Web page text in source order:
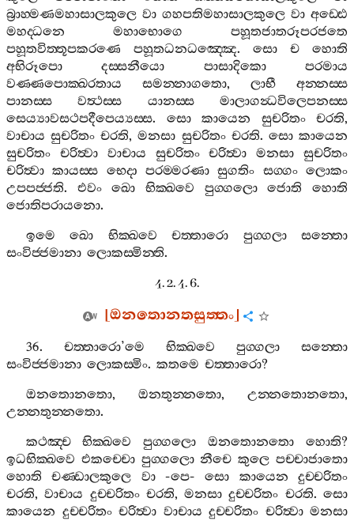
බ්‍රාහ‍්මණමහාසාලකුලෙ වා ගහපතිමහාසාලකුලෙ වා අඩ‍්ඪෙ
මහද‍්ධනෙ
මහාභොගෙ
පහූතජාතරූපරජතෙ
පහූතවිත‍්තූපකරණෙ
පහූතධනධඤ‍්ඤෙ. සො ච
හොති
අභිරූපො
දස‍්සනීයො පාසාදිකො
පරමාය
වණ‍්ණපොක‍්ඛරතාය
සමන‍්නාගතො, ලාභී
අන‍්නස‍්ස
පානස‍්ස
වත්‍ථස‍්ස යානස‍්ස
මාලාගන්‍ධවිලෙපනස‍්ස
සෙය්‍යාවසථපදීපෙය්‍යස‍්ස. සො කායෙන සුචරිතං චරති,
වාචාය සුචරිතං චරති,මනසා සුචරිතං චරති. සො කායෙන
සුචරිතං
චරිත්‍වා වාචාය සුචරිතං චරිත්‍වා මනසා
සුචරිතං
චරිත්‍වා කායස‍්ස භෙදා පරම‍්මරණා සුගතිං සග‍්ගං ලොකං
උපපජ‍්ජති. එවං ඛො භික‍්ඛවෙ පුග‍්ගලො ජොති
හොති
ජොතිපරායනො.
ඉමෙ
ඛො භික‍්ඛවෙ චත‍්තාරො පුග‍්ගලා
සන‍්තො
සංවිජ‍්ජමානා ලොකස‍්මින‍්ති.
4. 2. 4. 6.
[ඔනතොනතසුත‍්තං]
36. චත‍්තාරො’මෙ භික‍්ඛවෙ පුග‍්ගලා
සන‍්තො
සංවිජ‍්ජමානා ලොකස‍්මිං. කතමෙ චත‍්තාරො?
ඔනතොනතො, ඔනතුන‍්නතො, උන‍්නතොනතො,
උන‍්නතුන‍්නතො.
කථඤ‍්ච
භික‍්ඛවෙ පුග‍්ගලො ඔනතොනතො හොති?
ඉධභික‍්ඛවෙ එකච‍්චො පුග‍්ගලො නීචෙ කුලෙ පච‍්චාජාතො
හොති
චණ‍්ඩාලකුලෙ වා-පෙ-සො කායෙන
දුච‍්චරිතං
චරති,වාචාය දුච‍්චරිතං චරති,මනසා දුච‍්චරිතං චරති.සො
කායෙන දුච‍්චරිතං චරිත්‍වා වාචාය දුච‍්චරිතං චරිත්‍වා මනසා